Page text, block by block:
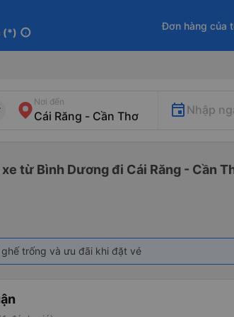
(*) info
Đơn hàng của
Nơi đến
Nhập
từ Bình Dương đi Cái Răng - Cần
trống và ưu đãi khi đặt vé